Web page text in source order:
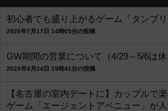
初心者でも盛り上がるゲーム「タンブリ
2026年7月17日 14時05分の投稿
GW期間の営業について（4/29～5/6は休
2026年4月24日 19時41分の投稿
【名古屋の室内デートに】カップルで
ゲーム「エージェントアベニュー」が